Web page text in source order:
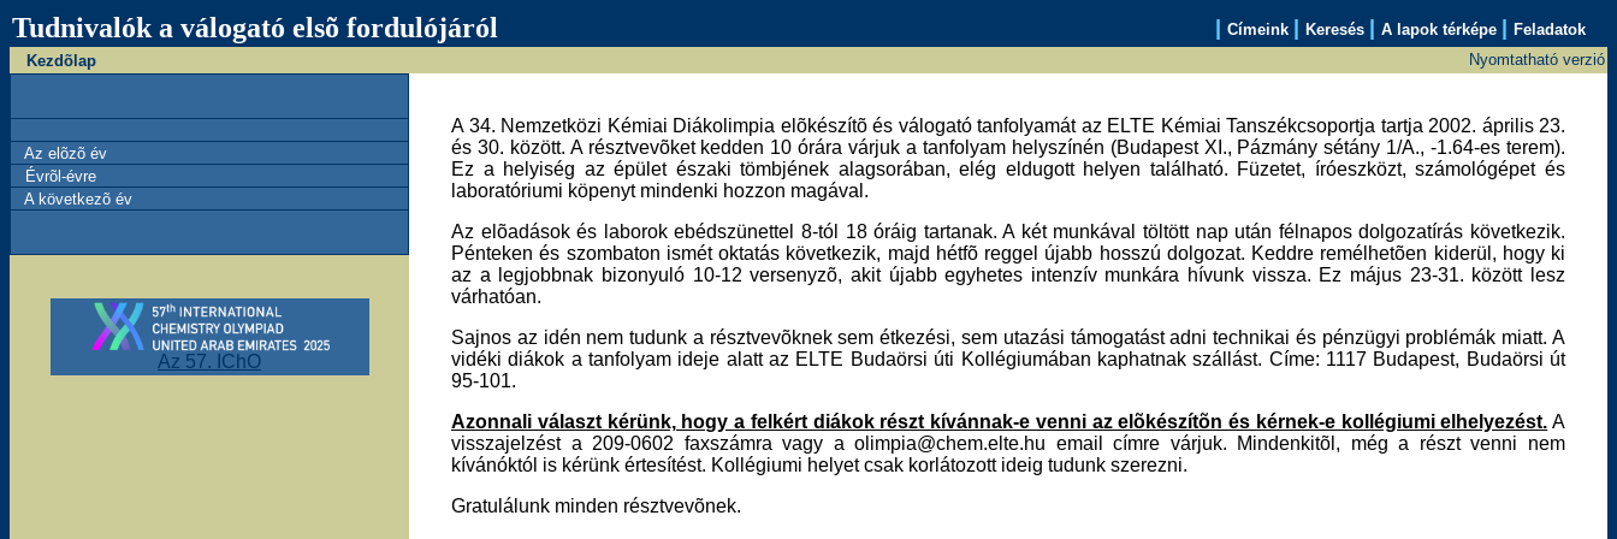
Tudnivalók a válogató elsõ fordulójáról Címeink Keresés A lapok térképe
Feladatok
Kezdõlap
Nyomtatható verzió
Az elõzõ év
Évrõl-évre
A következõ év
Az 57. IChO
A 34. Nemzetközi Kémiai Diákolimpia elõkészítõ és válogató tanfolyamát az ELTE Kémiai Tanszékcsoportja tartja 2002. április 23.
és 30. között. A résztvevõket kedden 10 órára várjuk a tanfolyam helyszínén (Budapest XI., Pázmány sétány 1/A., -1.64-es terem).
Ez a helyiség az épület északi tömbjének alagsorában, elég eldugott helyen található. Füzetet, íróeszközt, számológépet és
laboratóriumi köpenyt mindenki hozzon magával.
Az elõadások és laborok ebédszünettel 8-tól 18 óráig tartanak. A két munkával töltött nap után félnapos dolgozatírás következik.
Pénteken és szombaton ismét oktatás következik, majd hétfõ reggel újabb hosszú dolgozat. Keddre remélhetõen kiderül, hogy ki
az a legjobbnak bizonyuló 10-12 versenyzõ, akit újabb egyhetes intenzív munkára hívunk vissza. Ez május 23-31. között lesz
várhatóan.
Sajnos az idén nem tudunk a résztvevõknek sem étkezési, sem utazási támogatást adni technikai és pénzügyi problémák miatt. A
vidéki diákok a tanfolyam ideje alatt az ELTE Budaörsi úti Kollégiumában kaphatnak szállást. Címe: 1117 Budapest, Budaörsi út
95-101.
Azonnali választ kérünk, hogy a felkért diákok részt kívánnak-e venni az elõkészítõn és kérnek-e kollégiumi elhelyezést. A
visszajelzést a 209-0602 faxszámra vagy a olimpia@chem.elte.hu email címre várjuk. Mindenkitõl, még a részt venni nem
kívánóktól is kérünk értesítést. Kollégiumi helyet csak korlátozott ideig tudunk szerezni.
Gratulálunk minden résztvevõnek.